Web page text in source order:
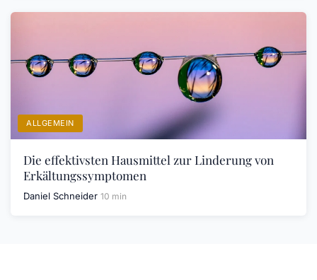
ALLGEMEIN
Die effektivsten Hausmittel zur Linderung von
Erkältungssymptomen
Daniel Schneider 10 min